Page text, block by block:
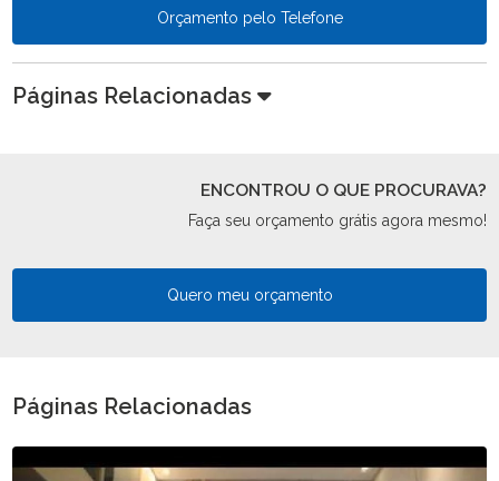
Orçamento pelo Telefone
Páginas Relacionadas
ENCONTROU O QUE PROCURAVA?
Faça seu orçamento grátis agora mesmo!
Quero meu orçamento
Páginas Relacionadas